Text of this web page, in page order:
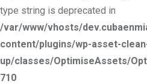
type string is deprecated in
/var/www/vhosts/
content/plugins/wp-asset-
up/classes/OptimiseAssets/
710